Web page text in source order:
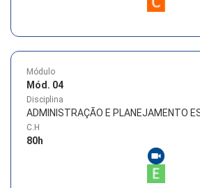
Módulo
Mód. 04
Disciplina
ADMINISTRAÇÃO E PLANEJAMENTO
C.H
80h